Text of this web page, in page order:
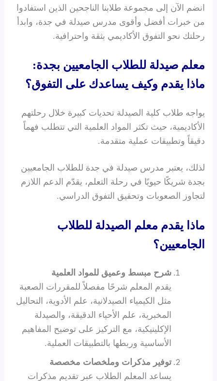
انضم الآن إلى مجموعة طلابنا الناجحين الذين استفادوا
من خبرات أفضل وأقوى مدرس صيدلة في جدة، وابدأ
رحلتك نحو التفوق الأكاديمي بثقة واحترافية.
معلم صيدلة للطلاب الجامعيين بجدة:
ماذا يقدم وكيف يساعدك على التفوق؟
يواجه طلاب كلية الصيدلة تحديات كبيرة خلال رحلتهم
الأكاديمية، حيث تكثر المواد العلمية التي تتطلب فهماً
دقيقاً وتطبيقات عملية متقدمة.
لذلك، يعتبر مدرس صيدلة في جدة للطلاب الجامعيين
بجدة شريكًا حيويًا في رحلة التعلم، يقدّم الدعم اللازم
لتجاوز الصعوبات وتحقيق التفوق الدراسي.
ماذا يقدم معلم الصيدلة للطلاب
الجامعيين؟
شرح مبسط وعميق للمواد العلمية
يقدم المعلم شرحًا مفصلاً للمقررات الصعبة
مثل الكيمياء الصيدلانية، علم الأدوية، التحاليل
المخبرية، علم الأحياء الدقيقة، والصيدلة
الإكلينيكية، مع التركيز على توضيح المفاهيم
الأساسية وربطها بالتطبيقات العملية.
توفير مذكرات وملخصات مخصصة
يساعد المعلم الطلاب عبر تقديم مذكرات